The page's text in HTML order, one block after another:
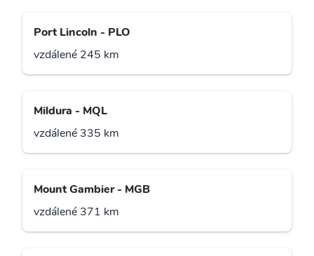
Port Lincoln - PLO
vzdálené 245 km
Mildura - MQL
vzdálené 335 km
Mount Gambier - MGB
vzdálené 371 km